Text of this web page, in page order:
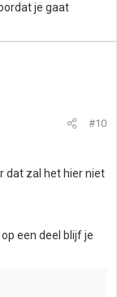
je gaat
#10
dat zal het hier niet
een deel blijf je